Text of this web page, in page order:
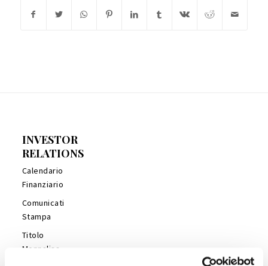
INVESTOR
RELATIONS
Calendario
Finanziario
Comunicati
Stampa
Titolo
Monnalisa